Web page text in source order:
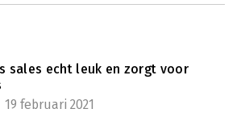
sales echt leuk en zorgt voor
februari 2021